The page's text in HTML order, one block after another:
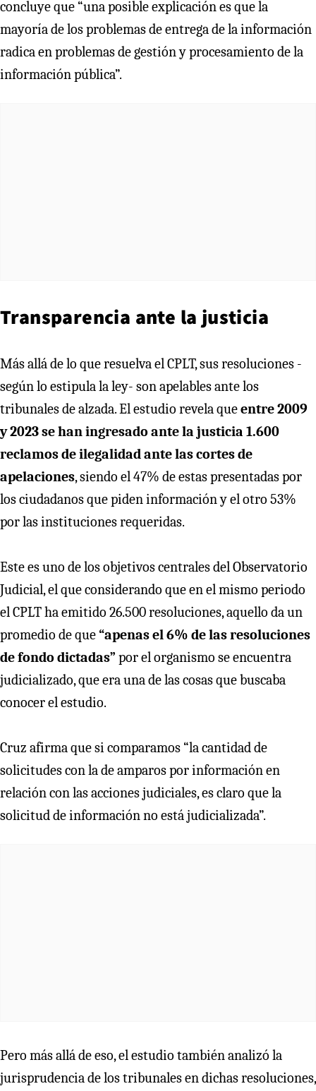
concluye que “una posible explicación es que la
mayoría de los problemas de entrega de la información
radica en problemas de gestión y procesamiento de la
información pública”.
Transparencia ante la justicia
Más allá de lo que resuelva el CPLT, sus resoluciones -
según lo estipula la ley- son apelables ante los
tribunales de alzada. El estudio revela queentre 2009
y 2023 se han ingresado ante la justicia 1.600
reclamos de ilegalidad ante las cortes de
apelaciones, siendo el 47% de estas presentadas por
los ciudadanos que piden información y el otro 53%
por las instituciones requeridas.
Este es uno de los objetivos centrales del Observatorio
Judicial, el que considerando que en el mismo periodo
el CPLT ha emitido 26.500 resoluciones, aquello da un
promedio de que“apenas el 6% de las resoluciones
de fondo dictadas” por el organismo se encuentra
judicializado, que era una de las cosas que buscaba
conocer el estudio.
Cruz afirma que si comparamos “la cantidad de
solicitudes con la de amparos por información en
relación con las acciones judiciales, es claro que la
solicitud de información no está judicializada”.
Pero más allá de eso, el estudio también analizó la
jurisprudencia de los tribunales en dichas resoluciones,